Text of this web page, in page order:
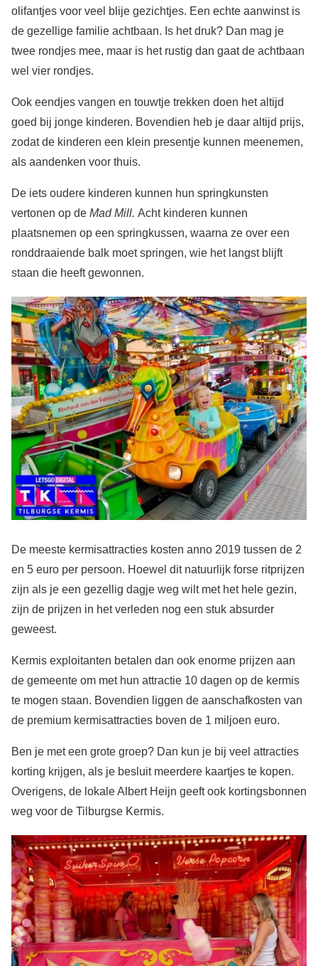
olifantjes voor veel blije gezichtjes. Een echte aanwinst is
de gezellige familie achtbaan. Is het druk? Dan mag je
twee rondjes mee, maar is het rustig dan gaat de achtbaan
wel vier rondjes.
Ook eendjes vangen en touwtje trekken doen het altijd
goed bij jonge kinderen. Bovendien heb je daar altijd prijs,
zodat de kinderen een klein presentje kunnen meenemen,
als aandenken voor thuis.
De iets oudere kinderen kunnen hun springkunsten
vertonen op de Mad Mill. Acht kinderen kunnen
plaatsnemen op een springkussen, waarna ze over een
ronddraaiende balk moet springen, wie het langst blijft
staan die heeft gewonnen.
De meeste kermisattracties kosten anno 2019 tussen de 2
en 5 euro per persoon. Hoewel dit natuurlijk forse ritprijzen
zijn als je een gezellig dagje weg wilt met het hele gezin,
zijn de prijzen in het verleden nog een stuk absurder
geweest.
Kermis exploitanten betalen dan ook enorme prijzen aan
de gemeente om met hun attractie 10 dagen op de kermis
te mogen staan. Bovendien liggen de aanschafkosten van
de premium kermisattracties boven de 1 miljoen euro.
Ben je met een grote groep? Dan kun je bij veel attracties
korting krijgen, als je besluit meerdere kaartjes te kopen.
Overigens, de lokale Albert Heijn geeft ook kortingsbonnen
weg voor de Tilburgse Kermis.